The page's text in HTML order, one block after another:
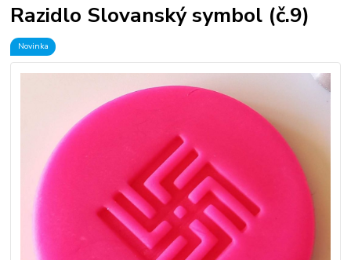
Razidlo Slovanský symbol (č.9)
Novinka